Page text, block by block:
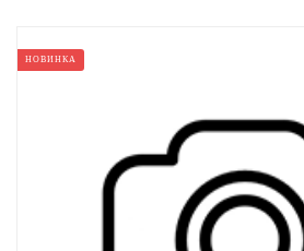
НОВИНКА